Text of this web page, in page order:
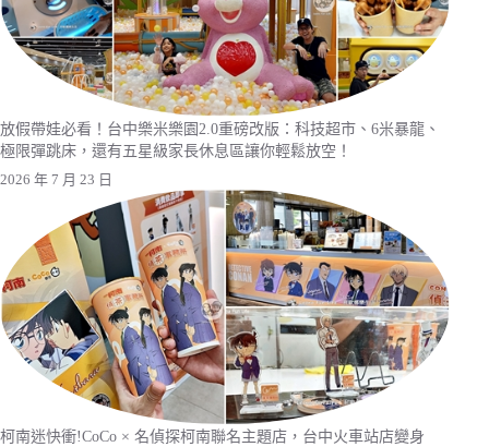
放假帶娃必看！台中樂米樂園2.0重磅改版：科技超市、6米暴龍、
極限彈跳床，還有五星級家長休息區讓你輕鬆放空！
2026 年 7 月 23 日
柯南迷快衝!CoCo × 名偵探柯南聯名主題店，台中火車站店變身